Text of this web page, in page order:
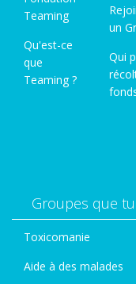
Teaming
Qu'est-ce
que
Teaming ?
un
Qui
Groupes que
Toxicomanie
Aide à des malades